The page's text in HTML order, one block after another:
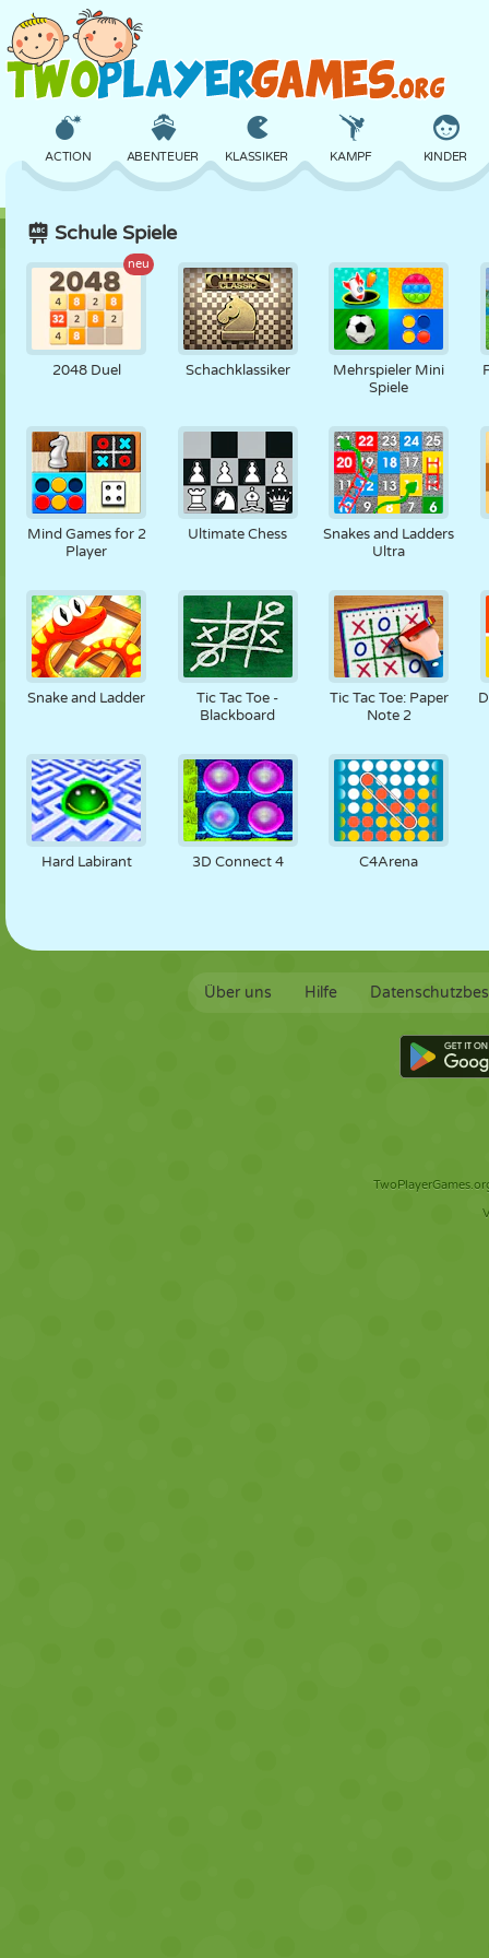
ACTION ABENTEUER KLASSIKER KAMPF KINDER
FLUGZEUG
SCHLOSS SCHACH CRAZY VERTEIDIGUNG DINOSAURIER
MÄDCHEN SPRINGEN MATHE LABYRINTH
PUPPEN RÄTSEL REAKTION RETRO ROBOTER
STRATEGIE PANZER TENNIS TIC TAC TOE
Schule Spiele
neu
2048 Duel Schachklassiker
Mehrspieler Mini
Spiele
Mind Games for 2
Player
Ultimate Chess
Snakes and Ladders
Ultra
Snake and Ladder
Tic Tac Toe -
Blackboard
Tic Tac Toe: Paper
Note 2
Hard Labirant 3D Connect 4 C4Arena
Über uns Hilfe